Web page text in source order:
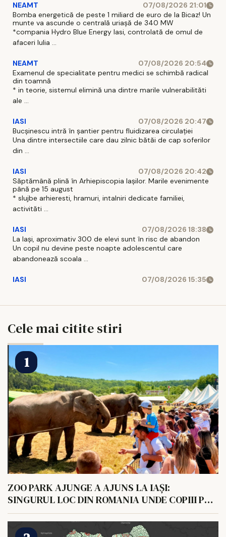
NEAMT
07/08/2026 21:01
Bomba energetică de peste 1 miliard de euro de la Bicaz! Un
munte va ascunde o centrală uriașă de 340 MW
*compania Hydro Blue Energy Iasi, controlată de omul de
afaceri Iulia ...
NEAMT
07/08/2026 20:54
Examenul de specialitate pentru medici se schimbă radical
din toamnă
* in teorie, sistemul elimină una dintre marile vulnerabilităti
ale ...
IASI
07/08/2026 20:47
Bucșinescu intră în șantier pentru fluidizarea circulației
Una dintre intersectiile care dau zilnic bătăi de cap soferilor
din ...
IASI
07/08/2026 20:42
Săptămână plină în Arhiepiscopia Iașilor. Marile evenimente
până pe 15 august
* slujbe arhieresti, hramuri, intalniri dedicate familiei,
activităti ...
IASI
07/08/2026 18:38
La Iași, aproximativ 300 de elevi sunt în risc de abandon
Un copil nu devine peste noapte adolescentul care
abandonează scoala ...
IASI 07/08/2026 15:35
Cele mai citite stiri
ZOO PARK AJUNGE A AJUNS LA IAȘI:
SINGURUL LOC DIN ROMANIA UNDE COPIII POT
HRANI UN ELEFANT